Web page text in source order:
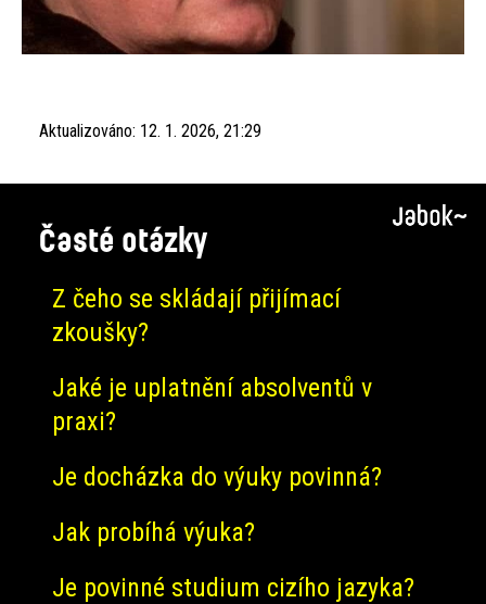
Aktualizováno: 12. 1. 2026, 21:29
Časté otázky
Z čeho se skládají přijímací
zkoušky?
Jaké je uplatnění absolventů v
praxi?
Je docházka do výuky povinná?
Jak probíhá výuka?
Je povinné studium cizího jazyka?